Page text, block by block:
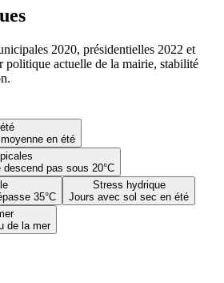
en été
pas sous 20°C
35°C
Stress hydrique
Jours avec sol sec en été
de la mer
2020, présidentielles 2022 et
politique actuelle de la mairie, stabilité